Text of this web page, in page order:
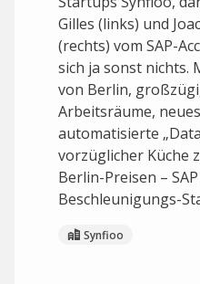
Gilles (links) und
(rechts) vom SAP-
sich ja sonst nichts.
von Berlin,
Arbeitsräume,
automatisierte
vorzüglicher Küche
Berlin-Preisen –
Beschleunigungs-
Synfioo